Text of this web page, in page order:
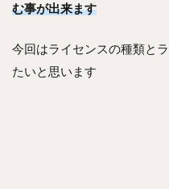
む事が出来ます
今回はライセンスの種類と
たいと思います